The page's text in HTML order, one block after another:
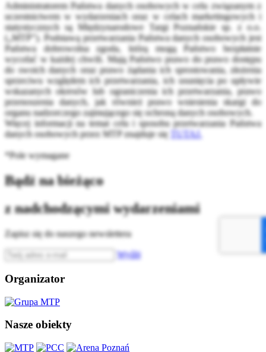
Administratorem Państwa danych osobowych w celu związanym z
uczestnictwem w wydarzeniach oraz w celach marketingowych i
statystycznych są Międzynarodowe Targi Poznańskie sp. z o.o.
(„MTP”). Podstawą przetwarzania Państwa danych osobowych jest
Państwa dobrowolna zgoda, którą mogą Państwo bezpłatnie
wycofać w każdej chwili. Mają Państwo prawo do prawo dostępu
do swoich danych oraz prawo żądania ich sprostowania, złożenia
sprzeciwu względem ich przetwarzania, ich usunięcia po upływie
wskazanych okresów lub ograniczenia ich przetwarzania, prawo
przenoszenia danych, jak również prawo wniesienia skargi do
organu nadzorczego zajmującego się ochroną danych osobowych.
Więcej informacji na temat celu i sposobu przetwarzania Państwa
danych osobowych przez MTP znajduje się
TUTAJ.
*Pole wymagane
Bądź na bieżąco
z nadchodzącymi wydarzeniami
Zapisz się do naszego newslettera
Wyślij
Organizator
Nasze obiekty